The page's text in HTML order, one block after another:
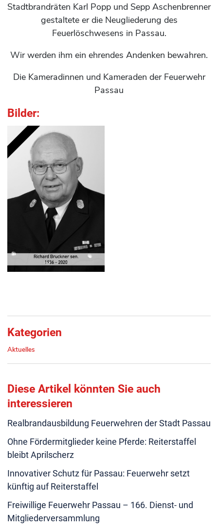
Stadtbrandräten Karl Popp und Sepp Aschenbrenner
gestaltete er die Neugliederung des
Feuerlöschwesens in Passau.
Wir werden ihm ein ehrendes Andenken bewahren.
Die Kameradinnen und Kameraden der Feuerwehr
Passau
Bilder:
Kategorien
Aktuelles
Diese Artikel könnten Sie auch
interessieren
Realbrandausbildung Feuerwehren der Stadt Passau
Ohne Fördermitglieder keine Pferde: Reiterstaffel
bleibt Aprilscherz
Innovativer Schutz für Passau: Feuerwehr setzt
künftig auf Reiterstaffel
Freiwillige Feuerwehr Passau – 166. Dienst- und
Mitgliederversammlung